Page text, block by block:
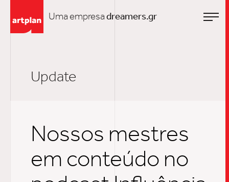
Uma empresadreamers.gr
Update
Nossos mestres
em conteúdo no